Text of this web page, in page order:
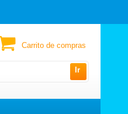
Ir
Carrito de compras